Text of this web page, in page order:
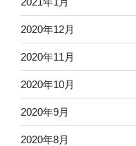
2020年12月
2020年11月
2020年10月
2020年9月
2020年8月